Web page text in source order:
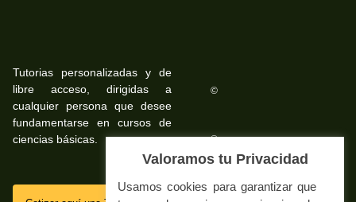
Tutorias personalizadas y de
libre acceso, dirigidas a
cualquier persona que desee
fundamentarse en cursos de
ciencias básicas.
©
©
SSL
Valoramos tu Privacidad
Usamos cookies para garantizar que